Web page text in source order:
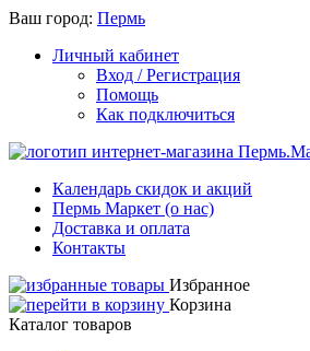
Ваш город: Пермь
Личный кабинет
Вход / Регистрация
Помощь
Как подключиться
Календарь скидок и акций
Пермь Маркет (о нас)
Доставка и оплата
Контакты
Избранное
Корзина
Каталог товаров